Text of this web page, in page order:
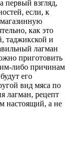
первый взгляд,
если, к
магазинную
как это
таджикской и
лагман
приготовить
либо причинам
его
вид мяса по
лагман, рецепт
настоящий, а не